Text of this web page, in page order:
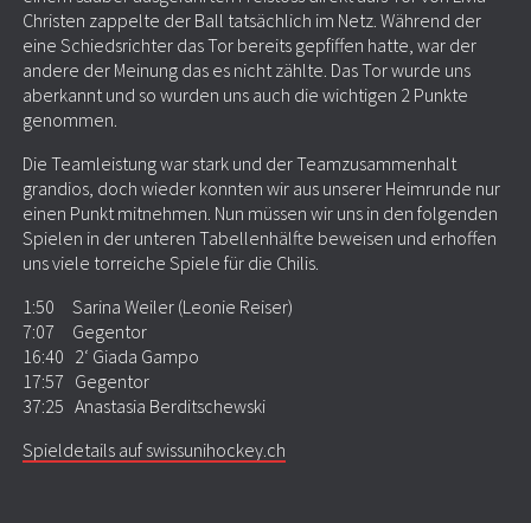
Christen zappelte der Ball tatsächlich im Netz. Während der
eine Schiedsrichter das Tor bereits gepfiffen hatte, war der
andere der Meinung das es nicht zählte. Das Tor wurde uns
aberkannt und so wurden uns auch die wichtigen 2 Punkte
genommen.
Die Teamleistung war stark und der Teamzusammenhalt
grandios, doch wieder konnten wir aus unserer Heimrunde nur
einen Punkt mitnehmen. Nun müssen wir uns in den folgenden
Spielen in der unteren Tabellenhälfte beweisen und erhoffen
uns viele torreiche Spiele für die Chilis.
1:50 Sarina Weiler (Leonie Reiser)
7:07 Gegentor
16:40 2‘ Giada Gampo
17:57 Gegentor
37:25 Anastasia Berditschewski
Spieldetails auf swissunihockey.ch